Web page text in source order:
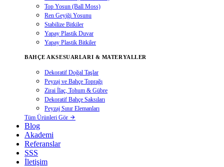
Top Yosun (Ball Moss)
Ren Geyiği Yosunu
Stabilize Bitkiler
Yapay Plastik Duvar
Yapay Plastik Bitkiler
BAHÇE AKSESUARLARI & MATERYALLER
Dekoratif Doğal Taşlar
Peyzaj ve Bahçe Toprağı
Zirai İlaç, Tohum & Gübre
Dekoratif Bahçe Saksıları
Peyzaj Sınır Elemanları
Tüm Ürünleri Gör
Blog
Akademi
Referanslar
SSS
İletişim